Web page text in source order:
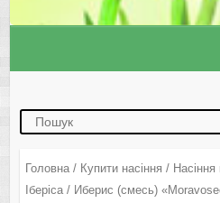
Головна/ Купити насіння / Насіння
Іберіса/ Иберис (смесь)